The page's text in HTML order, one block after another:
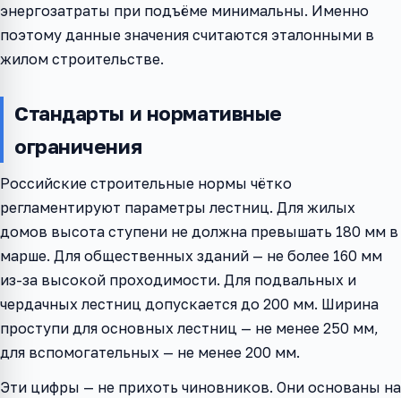
энергозатраты при подъёме минимальны. Именно
поэтому данные значения считаются эталонными в
жилом строительстве.
Стандарты и нормативные
ограничения
Российские строительные нормы чётко
регламентируют параметры лестниц. Для жилых
домов высота ступени не должна превышать 180 мм в
марше. Для общественных зданий — не более 160 мм
из-за высокой проходимости. Для подвальных и
чердачных лестниц допускается до 200 мм. Ширина
проступи для основных лестниц — не менее 250 мм,
для вспомогательных — не менее 200 мм.
Эти цифры — не прихоть чиновников. Они основаны на